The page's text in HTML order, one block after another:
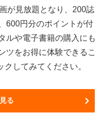
が見放題となり、200誌
600円分のポイントが付
ルや電子書籍の購入にも
ツをお得に体験できるこ
してみてください。
る